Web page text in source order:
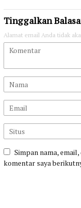
Tinggalkan
Alamat email Anda tidak
Simpan nama,
komentar saya